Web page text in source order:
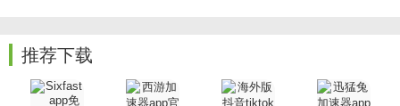
好物云集
优质服务 ：线下速递，尽快获得好物。
推荐下载